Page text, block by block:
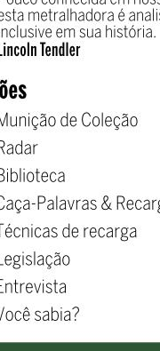
com as
de mexer novamente no
fogo no Brasil.
na internet.
de certos
Min. José Eduardo
à baila com
renovadas e
referendos,
assalto de traficantes,
custo (leia-se,
os males do país
outubro de 2005, ao
de arredondados
válidos. E que fique
e pra mim, que em
foi favorável aos
patente.
escola, quem era